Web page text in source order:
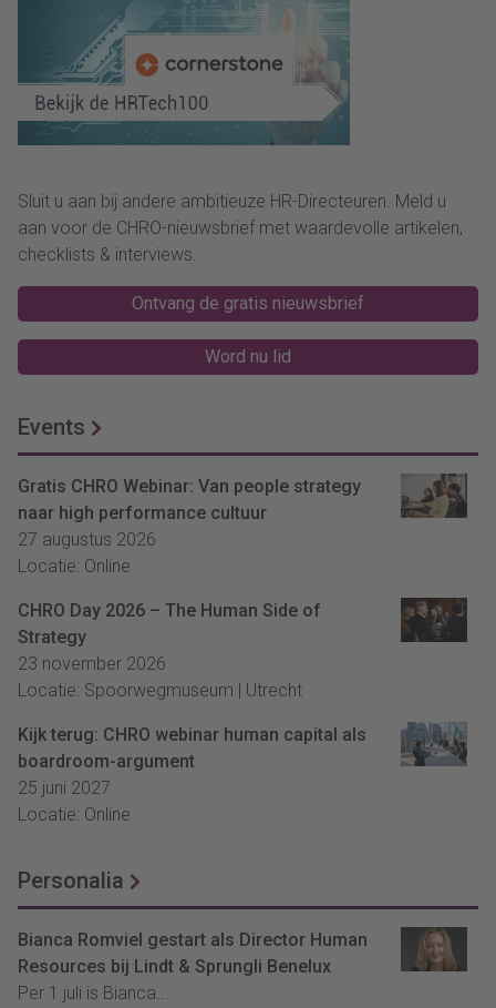
Sluit u aan bij andere ambitieuze HR-Directeuren. Meld u
aan voor de CHRO-nieuwsbrief met waardevolle artikelen,
checklists & interviews.
Ontvang de gratis nieuwsbrief
Word nu lid
Events
Gratis CHRO Webinar: Van people strategy
naar high performance cultuur
27 augustus 2026
Locatie: Online
CHRO Day 2026 – The Human Side of
Strategy
23 november 2026
Locatie: Spoorwegmuseum | Utrecht
Kijk terug: CHRO webinar human capital als
boardroom-argument
25 juni 2027
Locatie: Online
Personalia
Bianca Romviel gestart als Director Human
Resources bij Lindt & Sprungli Benelux
Per 1 juli is Bianca...